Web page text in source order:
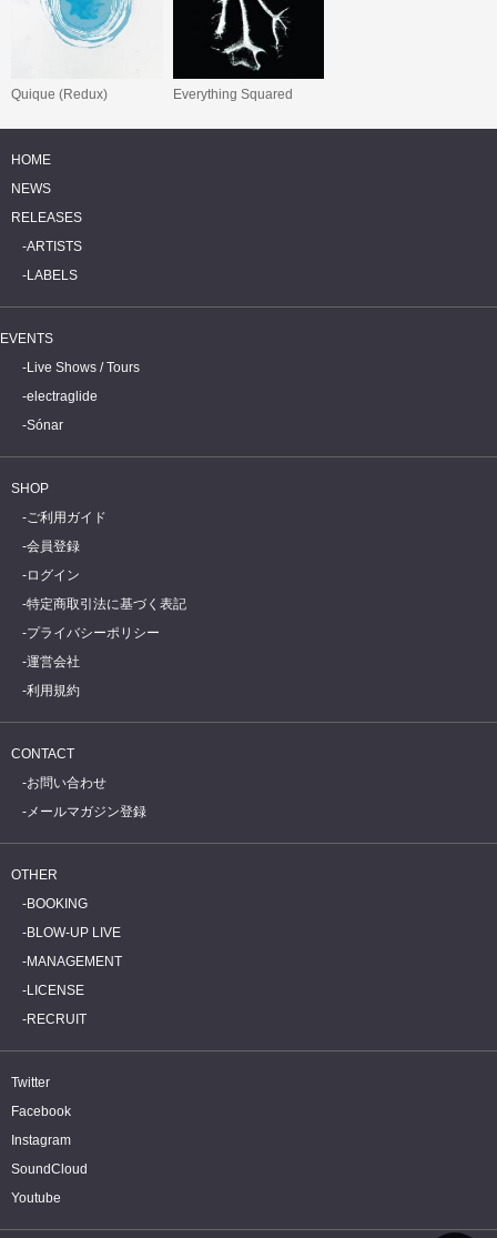
Quique (Redux) Everything Squared
HOME
NEWS
RELEASES
ARTISTS
LABELS
EVENTS
Live Shows / Tours
electraglide
Sónar
SHOP
ご利用ガイド
会員登録
ログイン
特定商取引法に基づく表記
プライバシーポリシー
運営会社
利用規約
CONTACT
お問い合わせ
メールマガジン登録
OTHER
BOOKING
BLOW-UP LIVE
MANAGEMENT
LICENSE
RECRUIT
Twitter
Facebook
Instagram
SoundCloud
Youtube